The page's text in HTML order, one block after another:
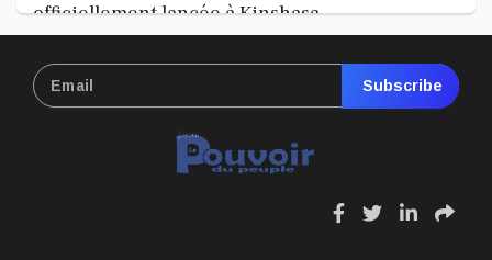
officiellement lancée à Kinshasa
officiellement lancée ce mercredi 13 mai à Kinshasa, à
l’occa...
Nord-Kivu : le député Crispin Mbindule dans le
Subscribe
fa
fa
fa
fa